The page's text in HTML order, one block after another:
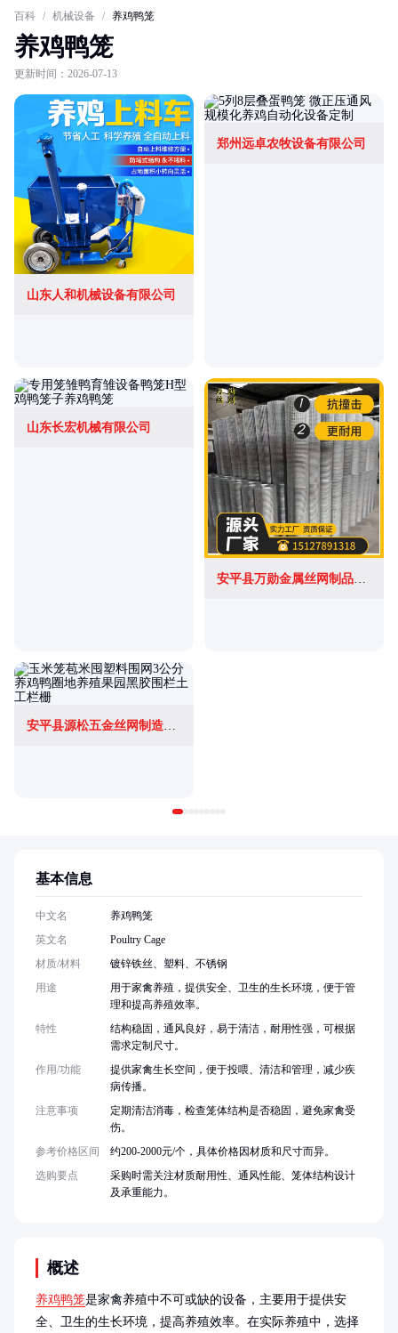
百科 / 机械设备 / 养鸡鸭笼
养鸡鸭笼
更新时间：2026-07-13
山东人和机械设备有限公司
郑州远卓农牧设备有限公司
山东长宏机械有限公司
概述
养鸡鸭笼是家禽养殖中不可或缺的设备，主要用于提供安
全、卫生的生长环境，提高养殖效率。在实际养殖中，选择
基本信息
中文名
养鸡鸭笼
英文名
Poultry Cage
材质/材料
镀锌铁丝、塑料、不锈钢
用途
用于家禽养殖，提供安全、卫生的生长环境，便于管
理和提高养殖效率。
特性
结构稳固，通风良好，易于清洁，耐用性强，可根据
需求定制尺寸。
作用/功能
提供家禽生长空间，便于投喂、清洁和管理，减少疾
病传播。
注意事项
定期清洁消毒，检查笼体结构是否稳固，避免家禽受
伤。
参考价格区间
约200-2000元/个，具体价格因材质和尺寸而异。
选购要点
采购时需关注材质耐用性、通风性能、笼体结构设计
及承重能力。